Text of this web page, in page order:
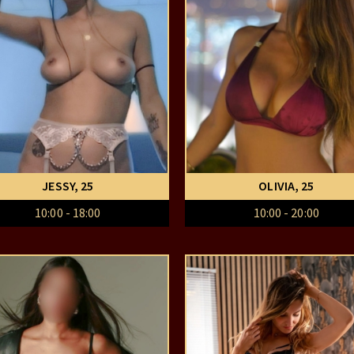
JESSY, 25
10:00 - 18:00
OLIVIA, 25
10:00 - 20:00